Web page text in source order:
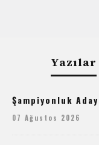
Yazılar
Şampiyonluk
07 Ağustos 2026